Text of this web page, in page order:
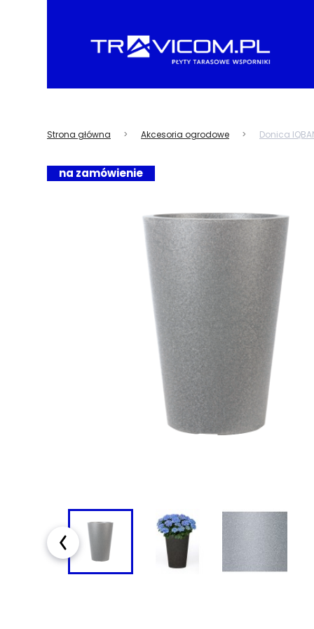
Strona główna Akcesoria ogrodowe Donica
na zamówienie